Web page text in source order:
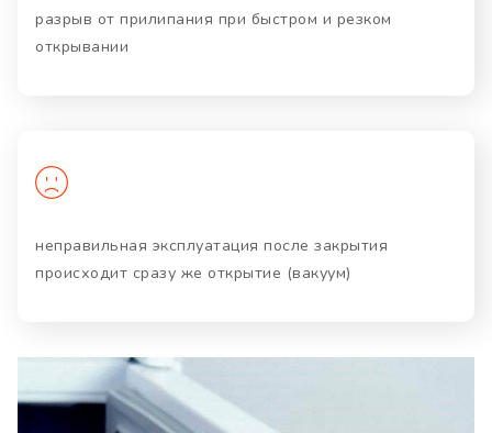
разрыв от прилипания при быстром и резком
открывании
неправильная эксплуатация после закрытия
происходит сразу же открытие (вакуум)